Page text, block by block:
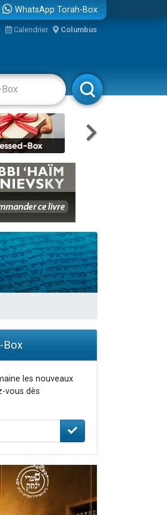
WhatsApp Torah-Box
Calendrier Columbus
Rabbanim
Box
les nouveaux
vous dès